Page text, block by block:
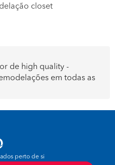
closet
de high quality -
em todas as
perto de si